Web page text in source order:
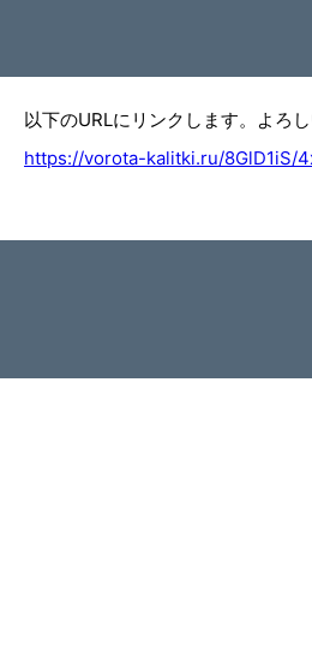
以下のURLにリンクします。よろ
https://vorota-kalitki.ru/8GlD1iS/